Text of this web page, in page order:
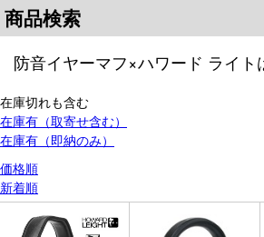
商品検索
防音イヤーマフ×ハワード ライト
在庫切れも含む
在庫有（取寄せ含む）
在庫有（即納のみ）
価格順
新着順